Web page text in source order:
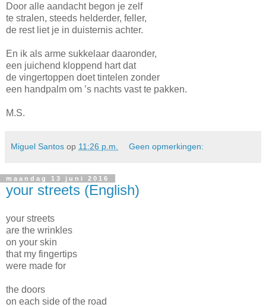
Door alle aandacht begon je zelf
te stralen, steeds helderder, feller,
de rest liet je in duisternis achter.
En ik als arme sukkelaar daaronder,
een juichend kloppend hart dat
de vingertoppen doet tintelen zonder
een handpalm om ’s nachts vast te pakken.
M.S.
Miguel Santos op 11:26 p.m. Geen opmerkingen:
maandag 13 juni 2016
your streets (English)
your streets
are the wrinkles
on your skin
that my fingertips
were made for
the doors
on each side of the road